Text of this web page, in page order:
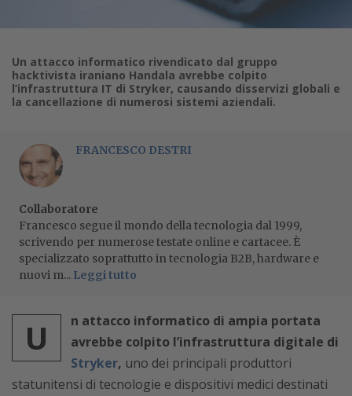
Un attacco informatico rivendicato dal gruppo
hacktivista iraniano Handala avrebbe colpito
l’infrastruttura IT di Stryker, causando disservizi globali e
la cancellazione di numerosi sistemi aziendali.
FRANCESCO DESTRI
Collaboratore
Francesco segue il mondo della tecnologia dal 1999,
scrivendo per numerose testate online e cartacee. È
specializzato soprattutto in tecnologia B2B, hardware e
nuovi m... Leggi tutto
U
n attacco informatico di ampia portata
avrebbe colpito l’infrastruttura digitale di
Stryker, uno dei principali produttori
statunitensi di tecnologie e dispositivi medici destinati